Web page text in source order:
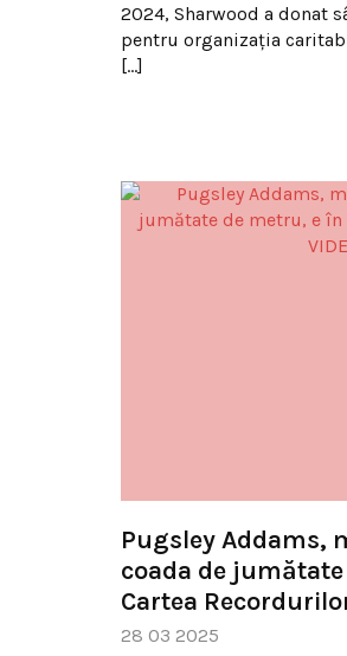
2024, Sharwood a donat
pentru organizația
[…]
Pugsley Addams,
coada de
Cartea
28 03 2025